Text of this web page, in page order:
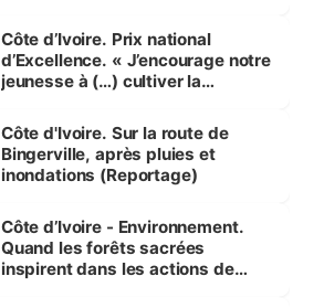
Côte d’Ivoire. Prix national
d’Excellence. « J’encourage notre
jeunesse à (…) cultiver la
(Alassane Ouattara
Côte d'Ivoire. Sur la route de
Bingerville, après pluies et
inondations (Reportage)
Côte d’Ivoire - Environnement.
Quand les forêts sacrées
inspirent dans les actions de